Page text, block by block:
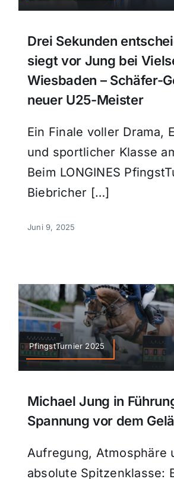
Drei Sekunden
siegt vor Jung bei
Wiesbaden – Schäfer-
neuer U25-Meister
Ein Finale voller Drama,
und sportlicher Klasse
Beim LONGINES
Biebricher […]
Juni 9, 2025
PfingstTurnier 2025
Michael Jung in
Spannung vor dem
Aufregung, Atmosphäre
absolute Spitzenklasse: